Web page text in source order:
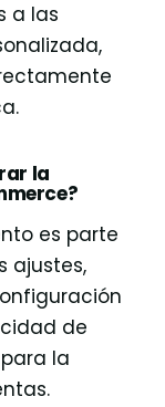
a las
la
es parte
ajustes,
de
la